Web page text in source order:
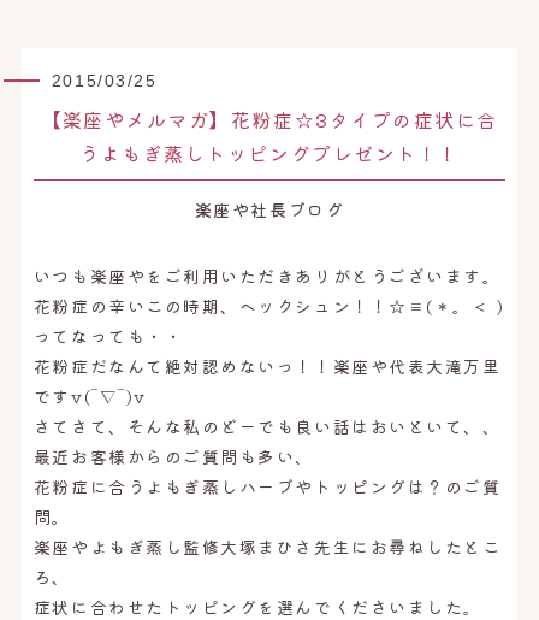
オンライン予約はこちら
2015/03/25
【楽座やメルマガ】花粉症☆3タイプの症状に合
うよもぎ蒸しトッピングプレゼント！！
楽座や社長ブログ
いつも楽座やをご利用いただきありがとうございます。
花粉症の辛いこの時期、ヘックシュン！！☆≡(＊。＜ )
ってなっても・・
花粉症だなんて絶対認めないっ！！楽座や代表大滝万里
ですv(‾▽‾)v
さてさて、そんな私のどーでも良い話はおいといて、、
最近お客様からのご質問も多い、
花粉症に合うよもぎ蒸しハーブやトッピングは？のご質
問。
楽座やよもぎ蒸し監修大塚まひさ先生にお尋ねしたとこ
ろ、
症状に合わせたトッピングを選んでくださいました。